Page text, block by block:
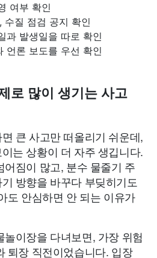
여부 확인
수질 점검 공지 확인
과 발생일을 따로 확인
언론 보도를 우선 확인
로 많이 생기는 사고
큰 사고만 떠올리기 쉬운데,
는 상황이 더 자주 생깁니다.
짐이 많고, 분수 물줄기 주
방향을 바꾸다 부딪히기도
도 안심하면 안 되는 이유가
이장을 다녀보면, 가장 위험
퇴장 직전이었습니다. 입장